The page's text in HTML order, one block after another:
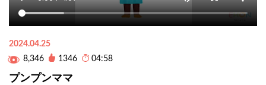
2024.04.25
8,346
1346 04:58
プンプンママ